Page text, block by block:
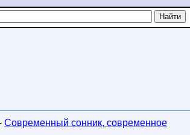
Современный сонник, современное